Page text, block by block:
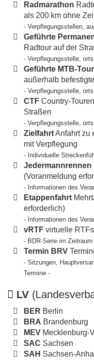
Radmarathon
als 200 km ohne
- Verpflegungsstellen,
Geführte
Radtour auf der
- Verpflegungsstelle,
Geführte MTB-Tour
außerhalb
- Verpflegungsstelle,
CTF Country-
Straßen
- Verpflegungsstelle,
ZielfahrtAnfahrt zu
mit Verpflegung
- Individuelle
Jedermannrennen
(Voranmeldung
- Informationen des
Etappenfahrt
erforderlich)
- Informationen des
vRTF virtuelle
- BDR-Serie im
Termin BRV
- Sitzungen,
Termine -
LV
BER Berlin
BRA Brandenburg
MEV Mecklenburg-
SAC Sachsen
SAH Sachsen-